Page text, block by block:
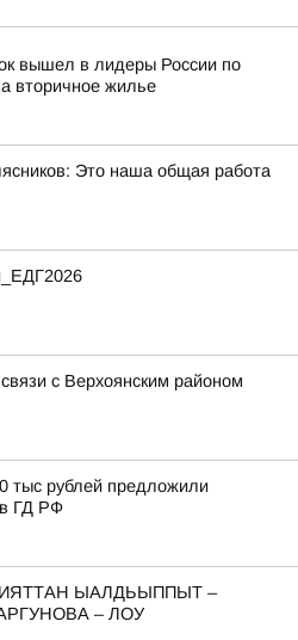
вышел в лидеры России по
вторичное жилье
Это наша общая работа
с Верхоянским районом
тыс рублей предложили
ГД РФ
ЫАЛДЬЫППЫТ –
– ЛОУ